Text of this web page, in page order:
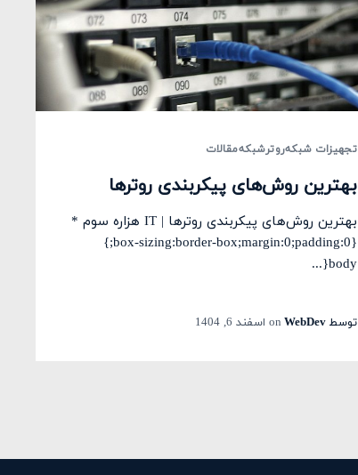
تجهیزات شبکهروترشبکهمقالات
بهترین روش‌های پیکربندی روترها
بهترین روش‌های پیکربندی روترها | IT هزاره سوم *
{box-sizing:border-box;margin:0;padding:0;}
body{...
توسطWebDev
on اسفند 6, 1404